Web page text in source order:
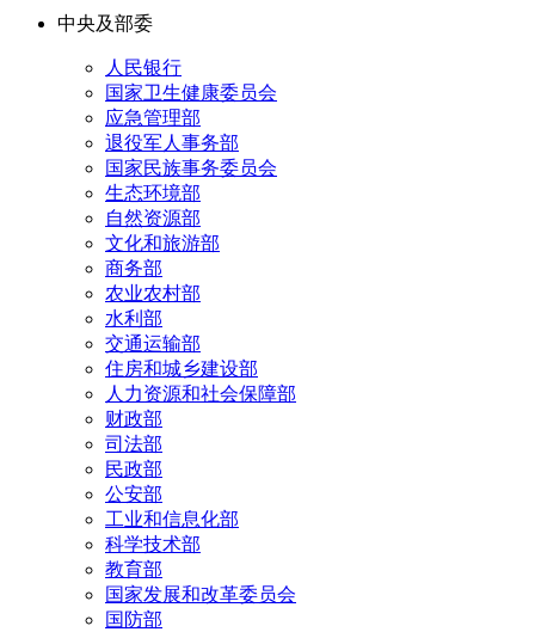
中央及部委
人民银行
国家卫生健康委员会
应急管理部
退役军人事务部
国家民族事务委员会
生态环境部
自然资源部
文化和旅游部
商务部
农业农村部
水利部
交通运输部
住房和城乡建设部
人力资源和社会保障部
财政部
司法部
民政部
公安部
工业和信息化部
科学技术部
教育部
国家发展和改革委员会
国防部